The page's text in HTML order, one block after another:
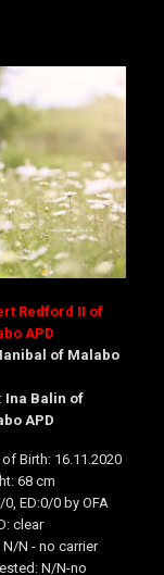
Redford II of
APD
of Malabo
Ina Balin of
APD
Birth: 16.11.2020
68 cm
0, ED:0/0 by OFA
clear
N/N - no carrier
N/N-no